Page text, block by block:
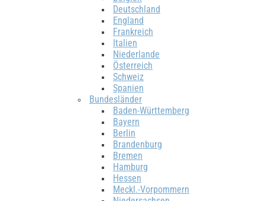
Deutschland
England
Frankreich
Italien
Niederlande
Österreich
Schweiz
Spanien
Bundesländer
Baden-Württemberg
Bayern
Berlin
Brandenburg
Bremen
Hamburg
Hessen
Meckl.-Vorpommern